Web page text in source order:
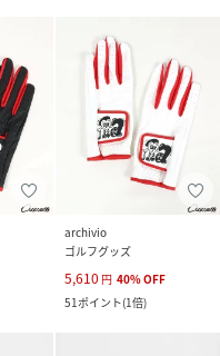
archivio
ゴルフグッズ
5,610 円 40%OFF
51ポイント(1倍)